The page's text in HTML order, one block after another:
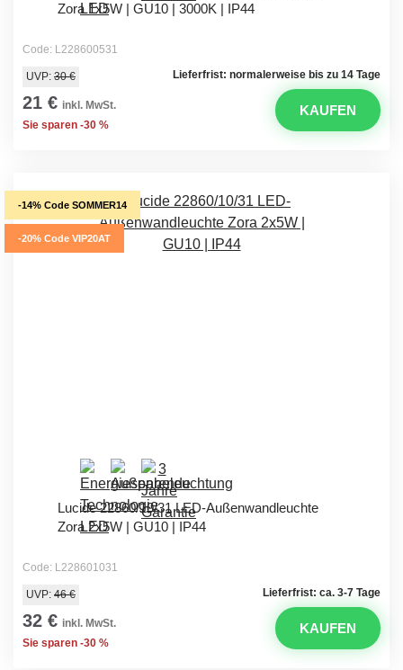
Zora 1x5W | GU10 | 3000K | IP44
Code: L228600531
Lieferfrist: normalerweise bis zu 14 Tage
UVP: 30 €
21 € inkl. MwSt.
Sie sparen -30 %
KAUFEN
-14% Code SOMMER14
-20% Code VIP20AT
Lucide 22860/10/31 LED-Außenwandleuchte
Zora 2x5W | GU10 | IP44
Code: L228601031
Lieferfrist: ca. 3-7 Tage
UVP: 46 €
32 € inkl. MwSt.
Sie sparen -30 %
KAUFEN